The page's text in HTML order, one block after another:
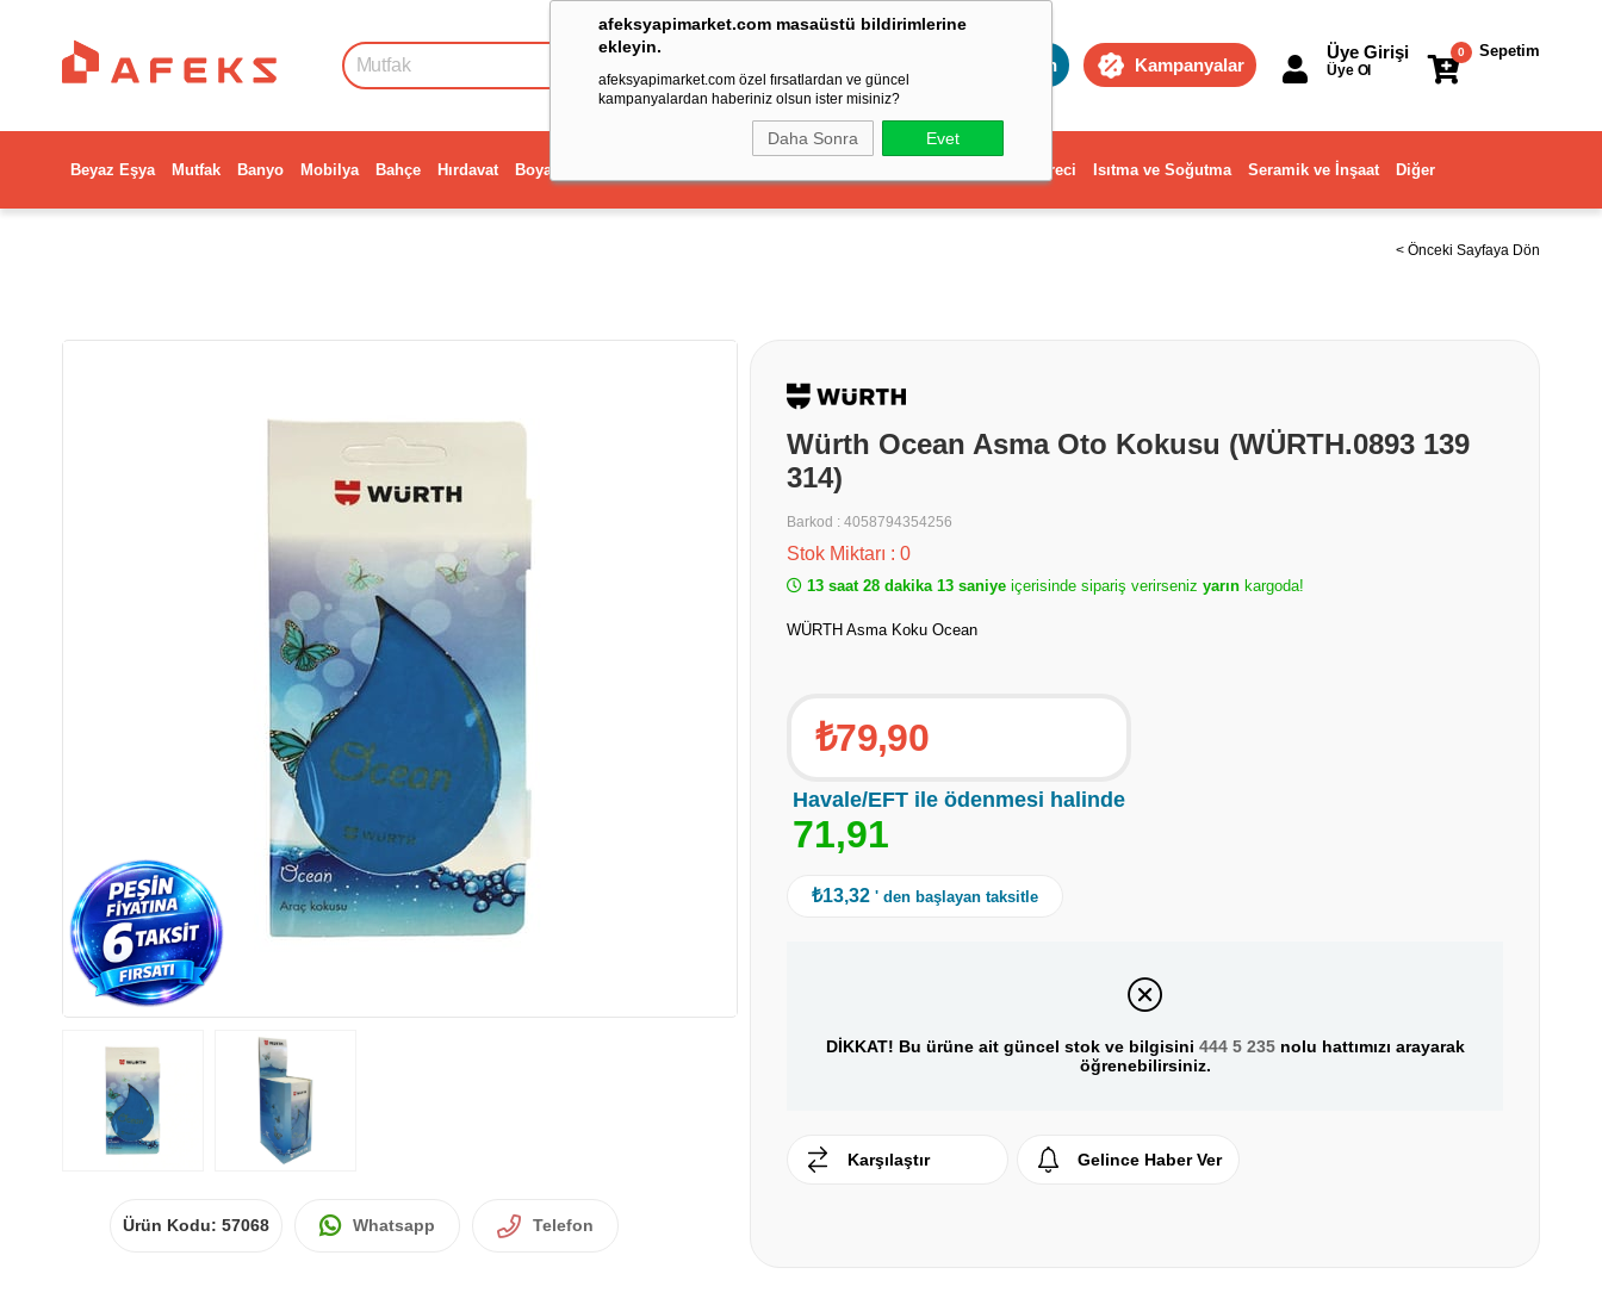
afeksyapimarket.com masaüstü bildirimlerine
ekleyin.
afeksyapimarket.com özel fırsatlardan ve güncel
kampanyalardan haberiniz olsun ister misiniz?
Daha Sonra Evet
Toptan Kampanyalar
Sepetim
0
Üye Girişi
Üye Ol
Beyaz Eşya Mutfak Banyo Mobilya Bahçe Hırdavat Boya Dekorasyon ve Ev Gereci Isıtma ve Soğutma Seramik ve İnşaat Diğer
< Önceki Sayfaya Dön
Ürün Kodu: 57068 Whatsapp Telefon
Würth Ocean Asma Oto Kokusu (WÜRTH.0893 139
314)
Barkod : 4058794354256
Stok Miktarı : 0
13 saat 28 dakika 12 saniye içerisinde sipariş verirseniz yarın kargoda!
WÜRTH Asma Koku Ocean
₺79,90
Havale/EFT ile ödenmesi halinde
71,91
₺13,32 ' den başlayan taksitle
DİKKAT! Bu ürüne ait güncel stok ve bilgisini 444 5 235nolu hattımızı arayarak
öğrenebilirsiniz.
Karşılaştır Gelince Haber Ver